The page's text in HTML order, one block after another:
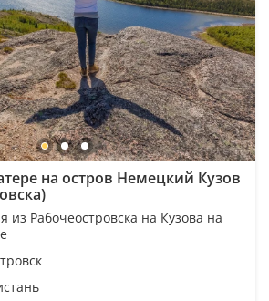
на остров Немецкий Кузов
из Рабочеостровска на Кузова на